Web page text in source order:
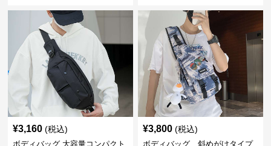
¥3,160 (税込)
ボディバッグ 大容量コンパクト
¥3,800 (税込)
ボディバッグ 斜めがけタイプ